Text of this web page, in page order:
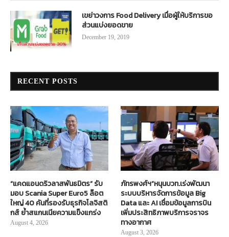
เขย่าวงการ Food Delivery เมื่อผู้ให้บริการขอ
ส่วนแบ่งยอดขาย
December 19, 2019
RECENT POSTS
“แคดแอนดริวลาสพันธมิตร” รับ
มอบ Scania Super Euro5 ล็อต
ใหญ่ 40 คันที่รองรับธุรกิจโลจิสติ
กส์ ย้ำสแกนเนียความแข็งแกร่ง
August 4, 2026
ภัทรพงศ์ฯ”หนุนบวท.เร่งพัฒนา
ระบบบริหารจัดการข้อมูล Big
Data และ AI เชื่อมข้อมูลการบิน
เพิ่มประสิทธิภาพบริการจราจร
ทางอากาศ
August 3, 2026